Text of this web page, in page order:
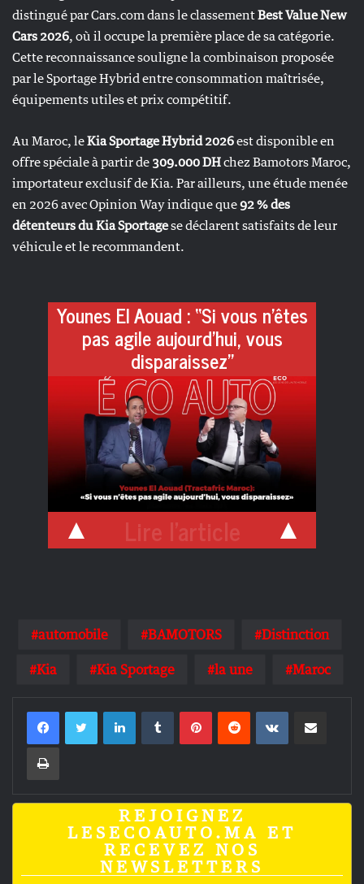
distingué par Cars.com dans le classementBest Value New
Cars 2026, où il occupe la première place de sa catégorie.
Cette reconnaissance souligne la combinaison proposée
par le Sportage Hybrid entre consommation maîtrisée,
équipements utiles et prix compétitif.
Au Maroc, leKia Sportage Hybrid 2026est disponible en
offre spéciale à partir de 309.000 DHchez Bamotors Maroc,
importateur exclusif de Kia. Par ailleurs, une étude menée
en 2026 avec Opinion Way indique que92 % des
détenteurs du Kia Sportagese déclarent satisfaits de leur
véhicule et le recommandent.
Younes El Aouad : “Si vous n’êtes
pas agile aujourd’hui, vous
disparaissez”
Lire l'article
automobile BAMOTORS Distinction
Kia Kia Sportage la une Maroc
LinkedinTumblrPinterestReddit VKontakte
Imprimer
REJOIGNEZ
LESECOAUTO.MA ET
RECEVEZ NOS
NEWSLETTERS